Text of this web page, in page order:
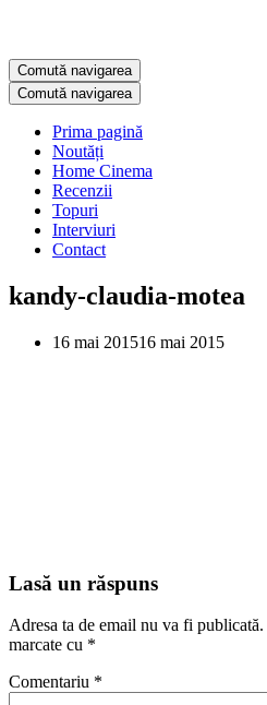
Comută navigarea
Comută navigarea
Prima pagină
Noutăți
Home Cinema
Recenzii
Topuri
Interviuri
Contact
kandy-claudia-motea
16 mai 201516 mai 2015
Lasă un răspuns
Adresa ta de email nu va fi publicată.
marcate cu *
Comentariu *